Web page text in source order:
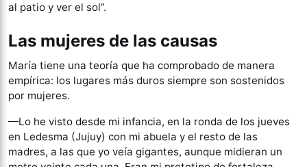
al patio y ver el sol”.
Las mujeres de las causas
María tiene una teoría que ha comprobado de manera
empírica: los lugares más duros siempre son sostenidos
por mujeres.
—Lo he visto desde mi infancia, en la ronda de los jueves
en Ledesma (Jujuy) con mi abuela y el resto de las
madres, a las que yo veía gigantes, aunque midieran un